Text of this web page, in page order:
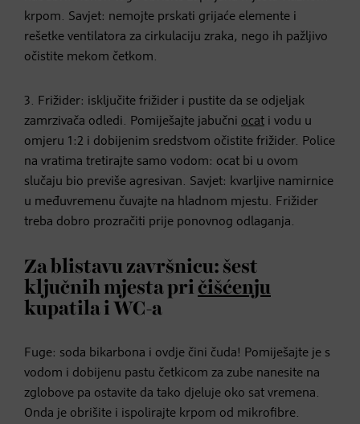
krpom. Savjet: nemojte prskati grijaće elemente i
rešetke ventilatora za cirkulaciju zraka, nego ih pažljivo
očistite mekom četkom.
3. Frižider: isključite frižider i pustite da se odjeljak
zamrzivača odledi. Pomiješajte jabučni ocat i vodu u
omjeru 1:2 i dobijenim sredstvom očistite frižider. Police
na vratima tretirajte samo vodom: ocat bi u ovom
slučaju bio previše agresivan. Savjet: kvarljive namirnice
u međuvremenu čuvajte na hladnom mjestu. Frižider
treba dobro prozračiti prije ponovnog odlaganja.
Za blistavu završnicu: šest
ključnih mjesta pri čišćenju
kupatila i WC-a
Fuge: soda bikarbona i ovdje čini čuda! Pomiješajte je s
vodom i dobijenu pastu četkicom za zube nanesite na
zglobove pa ostavite da tako djeluje oko sat vremena.
Onda je obrišite i ispolirajte krpom od mikrofibre.